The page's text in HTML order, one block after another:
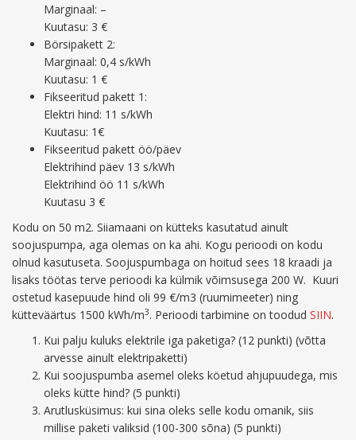
Marginaal: –
Kuutasu: 3 €
Börsipakett 2:
Marginaal: 0,4 s/kWh
Kuutasu: 1 €
Fikseeritud pakett 1:
Elektri hind: 11 s/kWh
Kuutasu: 1€
Fikseeritud pakett öö/päev
Elektrihind päev 13 s/kWh
Elektrihind öö 11 s/kWh
Kuutasu 3 €
Kodu on 50 m2. Siiamaani on kütteks kasutatud ainult
soojuspumpa, aga olemas on ka ahi. Kogu perioodi on kodu
olnud kasutuseta. Soojuspumbaga on hoitud sees 18 kraadi ja
lisaks töötas terve perioodi ka külmik võimsusega 200 W. Kuuri
ostetud kasepuude hind oli 99 €/m3 (ruumimeeter) ning
kütteväärtus 1500 kWh/m3. Perioodi tarbimine on toodud SIIN.
Kui palju kuluks elektrile iga paketiga? (12 punkti) (võtta
arvesse ainult elektripaketti)
Kui soojuspumba asemel oleks köetud ahjupuudega, mis
oleks kütte hind? (5 punkti)
Arutlusküsimus: kui sina oleks selle kodu omanik, siis
millise paketi valiksid (100-300 sõna) (5 punkti)